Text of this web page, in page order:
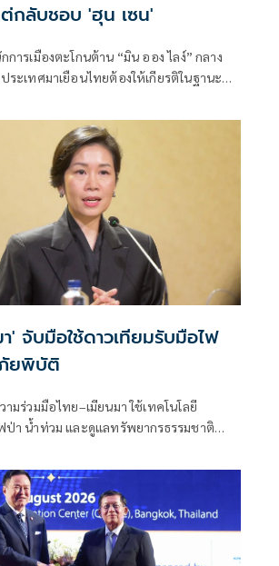
กลับชอบ 'ฮุน เซน'
ารเมืองตะโกนต้าน “มิน ออง ไลง์” กลาง
ระเทศมาเยือนไทยต้องให้เกียรติในฐานะ
ตก แต่กลับเสนอเปิดด่านเป็นเพื่อนบ้านที่ดี
' จับมือใช้ดาวเทียมรับมือไฟ
ยพิบัติ
มร่วมมือไทย–เมียนมา ใช้เทคโนโลยี
ป่า น้ำท่วม และดูแลทรัพยากรธรรมชาติ